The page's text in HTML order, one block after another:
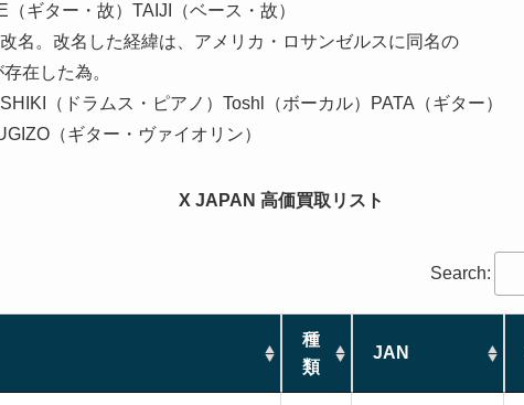
ギター・故）TAIJI（ベース・故）
名。改名した経緯は、アメリカ・ロサンゼルスに同名の
在した為。
（ドラムス・ピアノ）Toshl（ボーカル）PATA（ギター）
（ギター・ヴァイオリン）
X JAPAN 高価買取リスト
Search:
種
類
JAN